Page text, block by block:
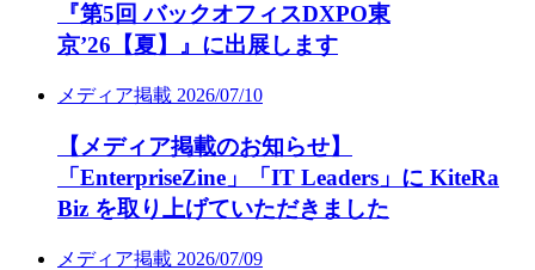
『第5回 バックオフィスDXPO東
京’26【夏】』に出展します
メディア掲載 2026/07/10
【メディア掲載のお知らせ】
「EnterpriseZine」「IT Leaders」に KiteRa
Biz を取り上げていただきました
メディア掲載 2026/07/09